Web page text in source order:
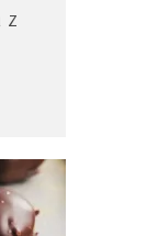
z